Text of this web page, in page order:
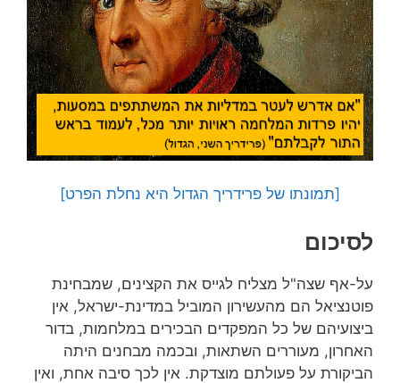
[תמונתו של פרידריך הגדול היא נחלת הפרט]
לסיכום
על-אף שצה"ל מצליח לגייס את הקצינים, שמבחינת
פוטנציאל הם מהעשירון המוביל במדינת-ישראל, אין
ביצועיהם של כל המפקדים הבכירים במלחמות, בדור
האחרון, מעוררים השתאות, ובכמה מבחנים היתה
הביקורת על פעולתם מוצדקת. אין לכך סיבה אחת, ואין